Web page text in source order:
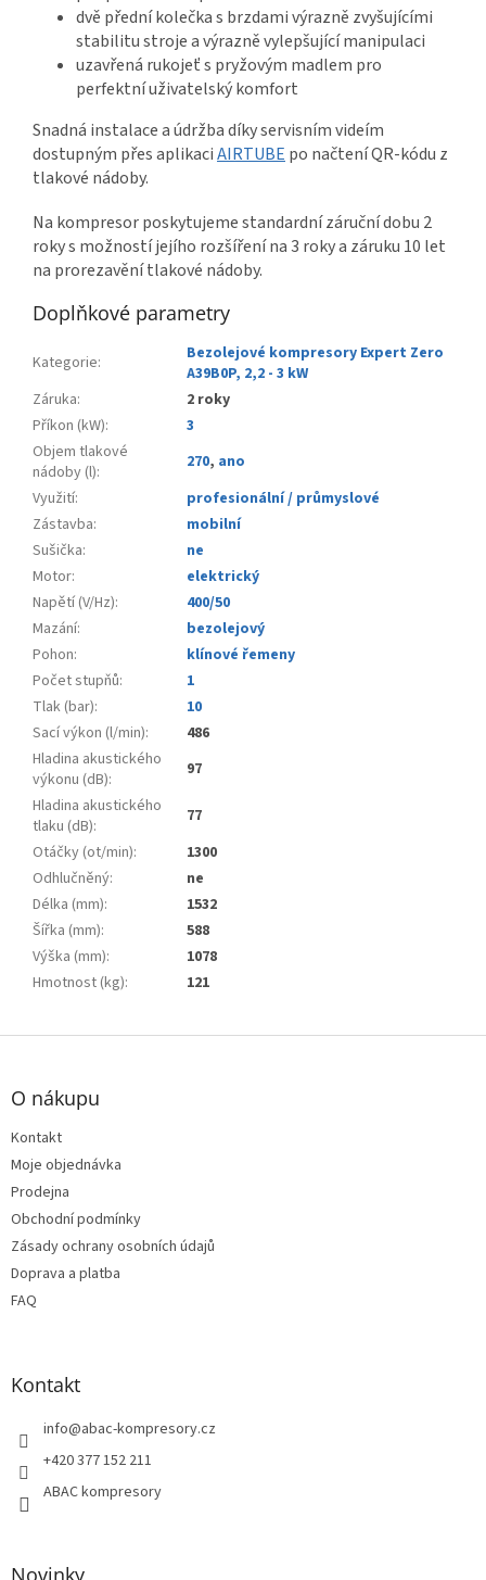
dvě přední kolečka s brzdami výrazně zvyšujícími
stabilitu stroje a výrazně vylepšující manipulaci
uzavřená rukojeť s pryžovým madlem pro
perfektní uživatelský komfort
Snadná instalace a údržba díky servisním videím
dostupným přes aplikaciAIRTUBE po načtení QR-kódu z
tlakové nádoby.
Na kompresor poskytujeme standardní záruční dobu 2
roky s možností jejího rozšíření na 3 roky a záruku 10 let
na prorezavění tlakové nádoby.
Doplňkové parametry
Kategorie:
Bezolejové kompresory Expert Zero
A39B0P, 2,2 - 3 kW
Záruka:
2 roky
Příkon (kW):
3
Objem tlakové
nádoby (l): 270, ano
Využití:
profesionální / průmyslové
Zástavba:
mobilní
Sušička:
ne
Motor:
elektrický
Napětí (V/Hz):
400/50
Mazání:
bezolejový
Pohon:
klínové řemeny
Počet stupňů:
1
Tlak (bar):
10
Sací výkon (l/min):
486
Hladina akustického
výkonu (dB):
97
Hladina akustického
tlaku (dB):
77
Otáčky (ot/min):
1300
Odhlučněný:
ne
Délka (mm):
1532
Šířka (mm):
588
Výška (mm):
1078
Hmotnost (kg): 121
Z
O nákupu
Kontakt
Moje objednávka
Prodejna
Obchodní podmínky
Zásady ochrany osobních údajů
Doprava a platba
FAQ
Kontakt
info@abac-kompresory.cz
+420 377 152 211
ABAC kompresory
Novinky